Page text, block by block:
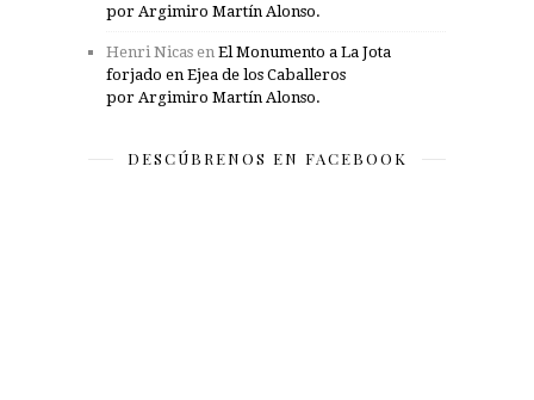
por Argimiro Martín Alonso.
Henri Nicas en El Monumento a La Jota
forjado en Ejea de los Caballeros
por Argimiro Martín Alonso.
DESCÚBRENOS EN FACEBOOK